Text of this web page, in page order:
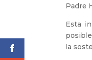
Padre
Esta
la